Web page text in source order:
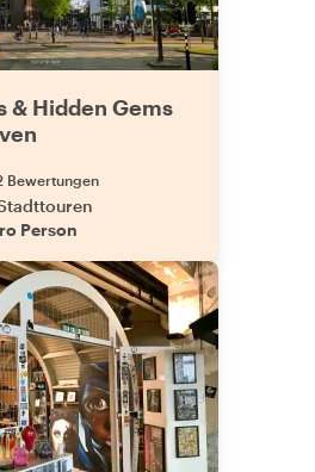
& Hidden Gems
Bewertungen
Person